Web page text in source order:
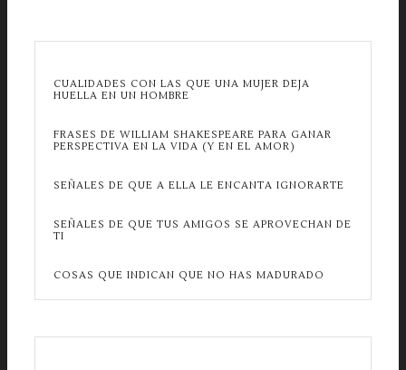
CUALIDADES CON LAS QUE UNA MUJER DEJA
HUELLA EN UN HOMBRE
FRASES DE WILLIAM SHAKESPEARE PARA GANAR
PERSPECTIVA EN LA VIDA (Y EN EL AMOR)
SEÑALES DE QUE A ELLA LE ENCANTA IGNORARTE
SEÑALES DE QUE TUS AMIGOS SE APROVECHAN DE
TI
COSAS QUE INDICAN QUE NO HAS MADURADO